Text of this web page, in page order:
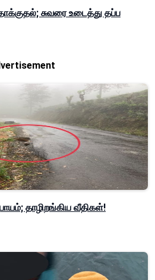
சுவரை உடைத்து தப்ப
தாழிறங்கிய வீதிகள்!